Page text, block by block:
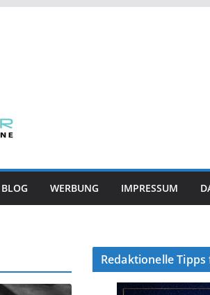
BLOG WERBUNG IMPRESSUM
Redaktionelle